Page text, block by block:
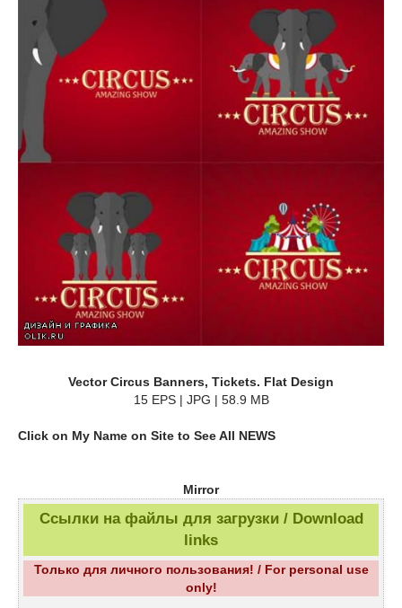
Vector Circus Banners, Tickets. Flat Design
15 EPS | JPG | 58.9 MB
Click on My Name on Site to See All NEWS
Mirror
Ссылки на файлы для загрузки / Download
links
Только для личного пользования! / For personal use
only!